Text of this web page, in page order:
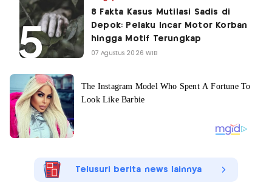
8 Fakta Kasus Mutilasi Sadis di
Depok: Pelaku Incar Motor Korban
hingga Motif Terungkap
07 Agustus 2026 WIB
Telusuri berita news lainnya